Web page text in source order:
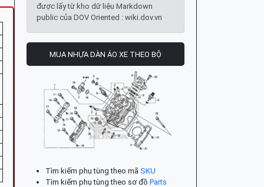
được lấy từ kho dữ liệu Markdown
public của DOV Oriented : wiki.dov.vn
MUA NHỰA DÀN ÁO XE THEO BỘ
Tìm kiếm phụ tùng theo mã SKU
Tìm kiếm phụ tùng theo sơ đồ Parts